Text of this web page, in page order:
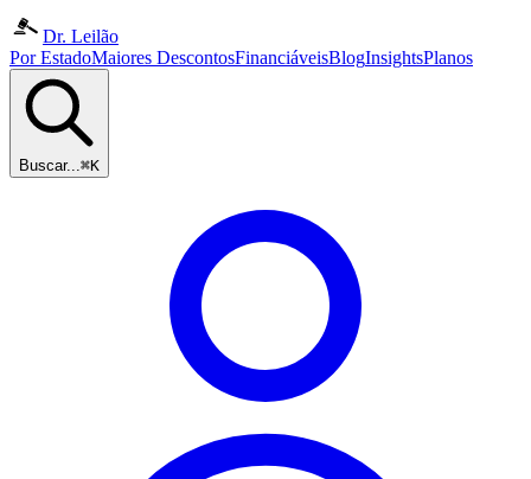
Dr. Leilão
Por EstadoMaiores DescontosFinanciáveisBlogInsightsPlanos
Buscar...⌘K